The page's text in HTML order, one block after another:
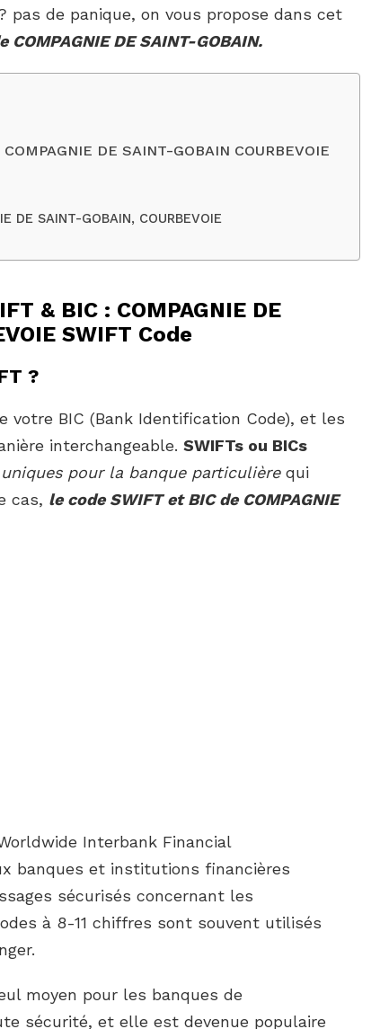
pas de panique, on vous propose dans cet
COMPAGNIE DE SAINT-GOBAIN.
DE SAINT-GOBAIN COURBEVOIE
DE SAINT-GOBAIN, COURBEVOIE
& BIC : COMPAGNIE DE
SWIFT Code
?
BIC (Bank Identification Code), et les
interchangeable. SWIFTs ou BICs
pour la banque particulière qui
cas, le code SWIFT et BIC de COMPAGNIE
Interbank Financial
banques et institutions financières
sécurisés concernant les
à 8-11 chiffres sont souvent utilisés
moyen pour les banques de
sécurité, et elle est devenue populaire